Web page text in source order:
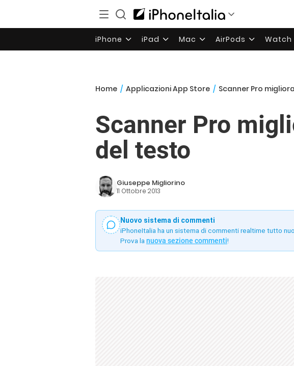
iPhone iPad Mac AirPods Watch
Home / Applicazioni App Store / Scanner Pro
Scanner Pro
del testo
Giuseppe Migliorino
11 Ottobre 2013
Nuovo sistema di commenti
iPhoneItalia ha un sistema di commenti realtime tutto
Prova la nuova sezione commenti!